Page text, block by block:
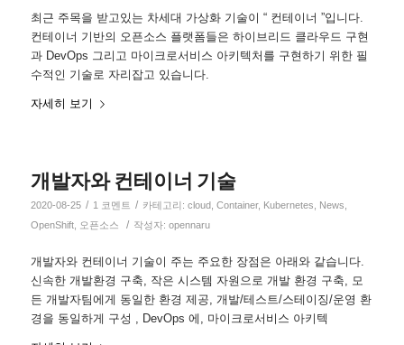
최근 주목을 받고있는 차세대 가상화 기술이 “ 컨테이너 ”입니다.
컨테이너 기반의 오픈소스 플랫폼들은 하이브리드 클라우드 구현
과 DevOps 그리고 마이크로서비스 아키텍처를 구현하기 위한 필
수적인 기술로 자리잡고 있습니다.
자세히 보기
개발자와 컨테이너 기술
2020-08-25 / 1 코멘트 / 카테고리: cloud, Container, Kubernetes News
OpenShift, 오픈소스 / 작성자: opennaru
개발자와 컨테이너 기술이 주는 주요한 장점은 아래와 같습니다.
신속한 개발환경 구축, 작은 시스템 자원으로 개발 환경 구축, 모
든 개발자팀에게 동일한 환경 제공, 개발/테스트/스테이징/운영 환
경을 동일하게 구성 , DevOps 에, 마이크로서비스 아키텍